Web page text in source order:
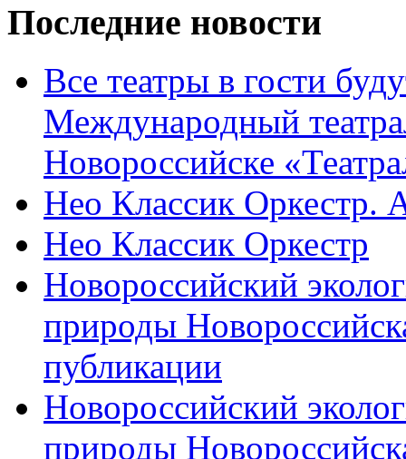
Последние новости
Все театры в гости
Международный
Новороссийске
Нео Классик Оркестр.
Нео Классик Оркестр
Новороссийский
природы
публикации
Новороссийский
природы